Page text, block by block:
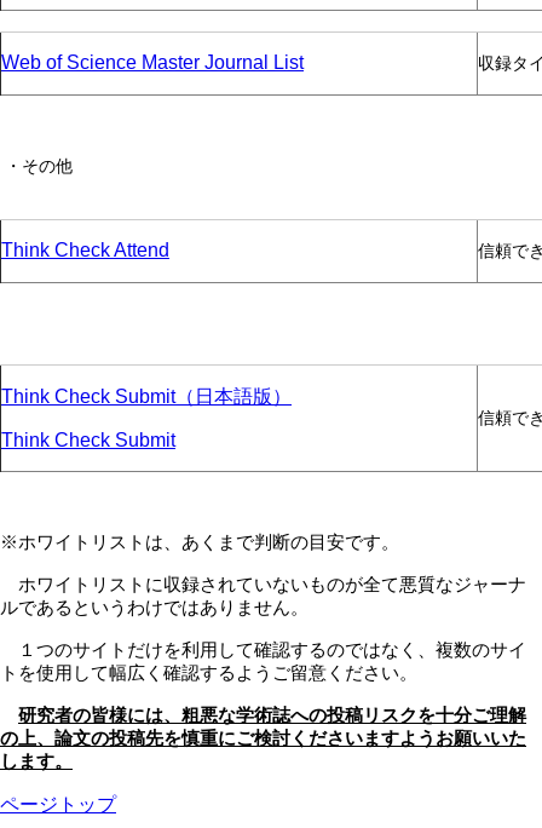
Web of Science Master Journal List 収録タ
・その他
Think Check Attend 信頼で
Think Check Submit（日本語版）
Think Check Submit
信頼で
※ホワイトリストは、あくまで判断の目安です。
ホワイトリストに収録されていないものが全て悪質なジャーナ
ルであるというわけではありません。
１つのサイトだけを利用して確認するのではなく、複数のサイ
トを使用して幅広く確認するようご留意ください。
研究者の皆様には、粗悪な学術誌への投稿リスクを十分ご理解
の上、論文の投稿先を慎重にご検討くださいますようお願いいた
します。
ページトップ